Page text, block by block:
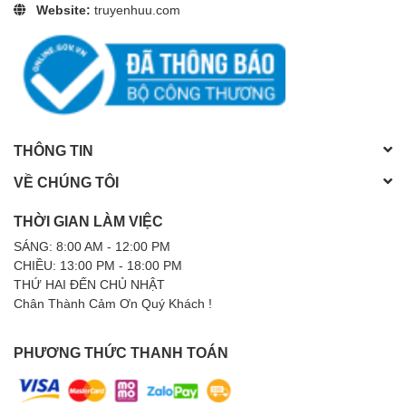
Website: truyenhuu.com
THÔNG TIN
VỀ CHÚNG TÔI
THỜI GIAN LÀM VIỆC
SÁNG: 8:00 AM - 12:00 PM
CHIỀU: 13:00 PM - 18:00 PM
THỨ HAI ĐẾN CHỦ NHẬT
Chân Thành Cảm Ơn Quý Khách !
PHƯƠNG THỨC THANH TOÁN